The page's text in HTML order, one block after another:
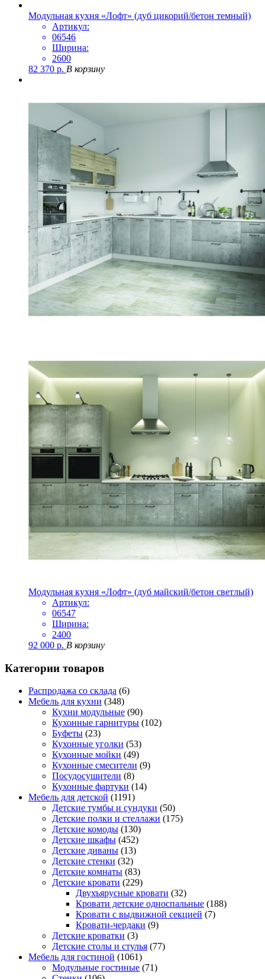
Модульная кухня «Лофт» (дуб цикорий/бетон темный)
Артикул:
06546
Ширина:
2600
82 370 р. В корзину
Модульная кухня «Лофт» (дуб майский/бетон светлый)
Артикул:
06547
Ширина:
2400
92 000 р. В корзину
Категории товаров
Распродажа со склада (6)
Мебель для кухни (348)
Кухни модульные (90)
Кухонные гарнитуры (102)
Буфеты (23)
Кухонные уголки (53)
Кухонные мойки (49)
Кухонные смесители (9)
Посудосушители (8)
Кухонные фартуки (14)
Мебель для детской (1191)
Детские тумбы и сундуки (50)
Детские полки и стеллажи (175)
Детские комоды (130)
Детские шкафы (452)
Детские диваны (13)
Детские стенки (32)
Детские комнаты (83)
Детские кровати (229)
Двухъярусные кровати (32)
Кровати детские односпальные (188)
Кровати с выдвижной секцией (7)
Кровати-чердаки (9)
Детские кроватки (3)
Детские столы и стулья (77)
Мебель для гостиной (1061)
Модульные гостиные (71)